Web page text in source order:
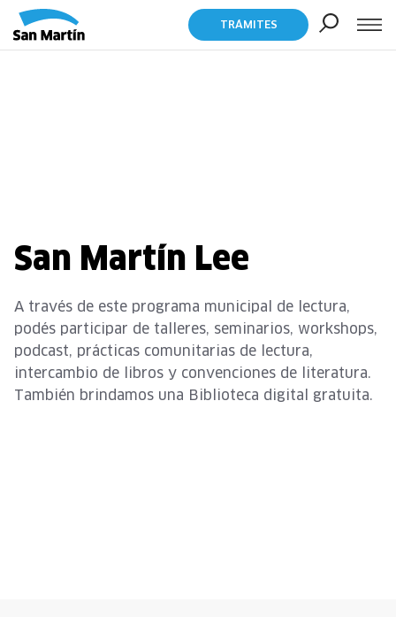
TRÁMITES
San Martín Lee
A través de este programa municipal de lectura,
podés participar de talleres, seminarios, workshops,
podcast, prácticas comunitarias de lectura,
intercambio de libros y convenciones de literatura.
También brindamos una Biblioteca digital gratuita.